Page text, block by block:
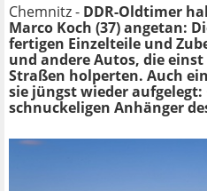
Chemnitz - DDR-Oldtimer
Marco Koch (37) angetan:
fertigen Einzelteile und
und andere Autos, die
Straßen holperten. Auch
sie jüngst wieder aufgelegt:
schnuckeligen Anhänger